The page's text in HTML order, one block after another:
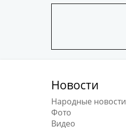
Новости
Народные новости
Фото
Видео